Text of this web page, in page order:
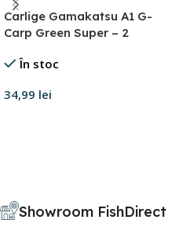
Carlige Gamakatsu A1 G-
Carp Green Super – 2
În stoc
34,99 lei
Showroom FishDirect